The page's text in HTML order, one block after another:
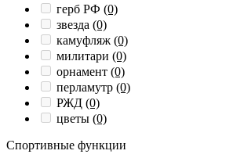
герб РФ (0)
звезда (0)
камуфляж (0)
милитари (0)
орнамент (0)
перламутр (0)
РЖД (0)
цветы (0)
Спортивные функции